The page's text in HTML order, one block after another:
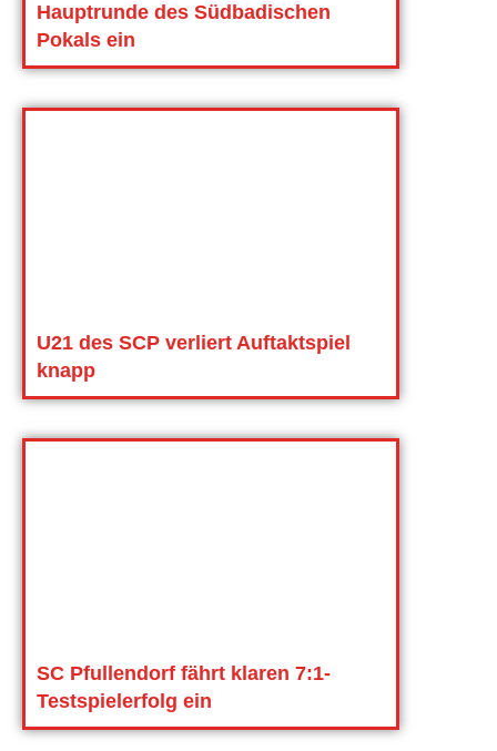
Hauptrunde des Südbadischen
Pokals ein
U21 des SCP verliert Auftaktspiel
knapp
SC Pfullendorf fährt klaren 7:1-
Testspielerfolg ein